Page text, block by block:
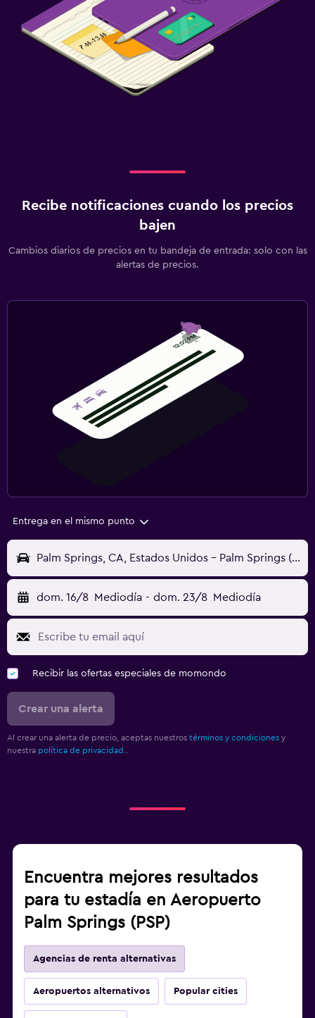
Recibe notificaciones cuando los precios
bajen
Cambios diarios de precios en tu bandeja de entrada: solo con las
alertas de precios.
Entrega en el mismo punto
Palm Springs, CA, Estados Unidos - Palm Springs (PSP)
dom. 16/8 Mediodía - dom. 23/8 Mediodía
Recibir las ofertas especiales de momondo
Crear una alerta
Al crear una alerta de precio, aceptas nuestros términos y condiciones y
nuestra política de privacidad..
Encuentra mejores resultados
para tu estadía en Aeropuerto
Palm Springs (PSP)
Agencias de renta alternativas
Aeropuertos alternativos Popular cities